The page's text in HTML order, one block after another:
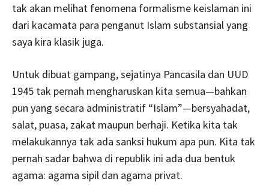
tak akan melihat fenomena formalisme keislaman ini
dari kacamata para penganut Islam substansial yang
saya kira klasik juga.
Untuk dibuat gampang, sejatinya Pancasila dan UUD
1945 tak pernah mengharuskan kita semua—bahkan
pun yang secara administratif “Islam”—bersyahadat,
salat, puasa, zakat maupun berhaji. Ketika kita tak
melakukannya tak ada sanksi hukum apa pun. Kita tak
pernah sadar bahwa di republik ini ada dua bentuk
agama: agama sipil dan agama privat.